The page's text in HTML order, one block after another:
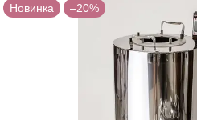
Новинка –20%